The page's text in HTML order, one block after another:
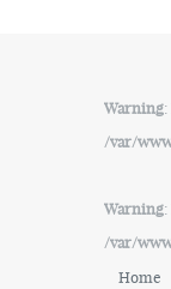
Warning
/var/
Warning
/var/
Home